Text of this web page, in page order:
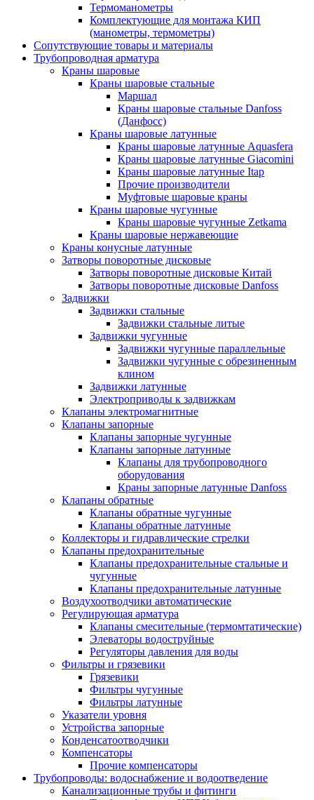
Термоманометры
Комплектующие для монтажа КИП
(манометры, термометры)
Сопутствующие товары и материалы
Трубопроводная арматура
Краны шаровые
Краны шаровые стальные
Маршал
Краны шаровые стальные Danfoss
(Данфосс)
Краны шаровые латунные
Краны шаровые латунные Aquasfera
Краны шаровые латунные Giacomini
Краны шаровые латунные Itap
Прочие производители
Муфтовые шаровые краны
Краны шаровые чугунные
Краны шаровые чугунные Zetkama
Краны шаровые нержавеющие
Краны конусные латунные
Затворы поворотные дисковые
Затворы поворотные дисковые Китай
Затворы поворотные дисковые Danfoss
Задвижки
Задвижки стальные
Задвижки стальные литые
Задвижки чугунные
Задвижки чугунные параллельные
Задвижки чугунные с обрезиненным
клином
Задвижки латунные
Электроприводы к задвижкам
Клапаны электромагнитные
Клапаны запорные
Клапаны запорные чугунные
Клапаны запорные латунные
Клапаны для трубопроводного
оборудования
Краны запорные латунные Danfoss
Клапаны обратные
Клапаны обратные чугунные
Клапаны обратные латунные
Коллекторы и гидравлические стрелки
Клапаны предохранительные
Клапаны предохранительные стальные и
чугунные
Клапаны предохранительные латунные
Воздухоотводчики автоматические
Регулирующая арматура
Клапаны смесительные (термомтатические)
Элеваторы водоструйные
Регуляторы давления для воды
Фильтры и грязевики
Грязевики
Фильтры чугунные
Фильтры латунные
Указатели уровня
Устройства запорные
Конденсатоотводчики
Компенсаторы
Прочие компенсаторы
Трубопроводы: водоснабжение и водоотведение
Канализационные трубы и фитинги